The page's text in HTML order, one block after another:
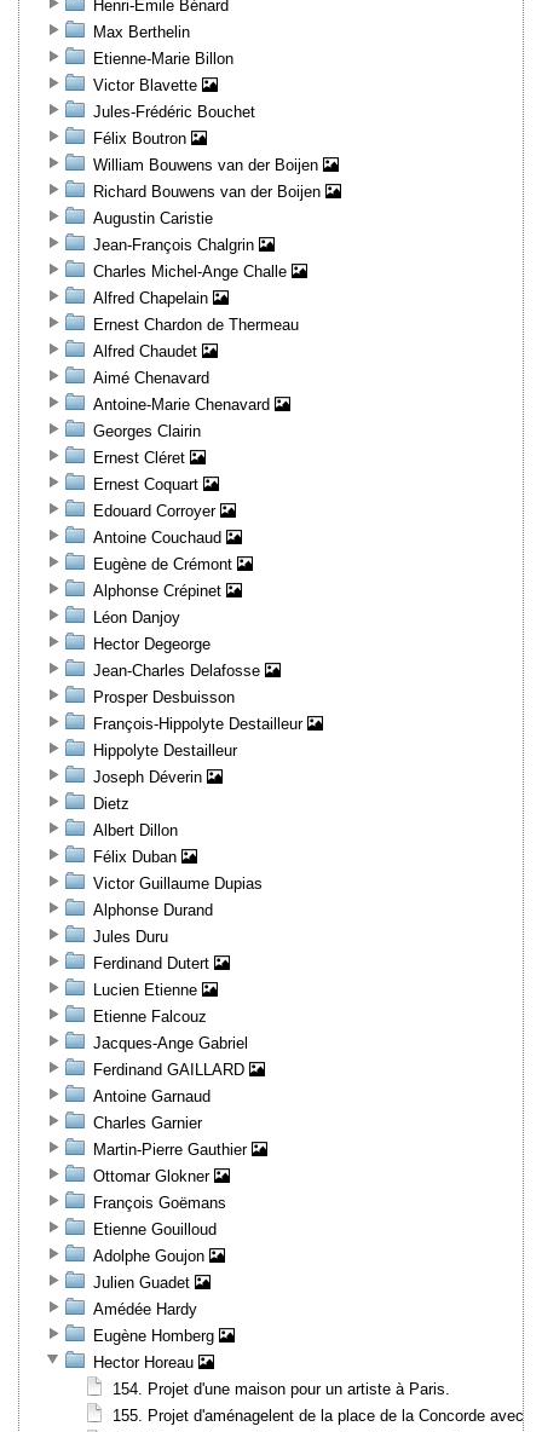
Henri-Emile Bénard
Max Berthelin
Etienne-Marie Billon
Victor Blavette
Jules-Frédéric Bouchet
Félix Boutron
William Bouwens van der Boijen
Richard Bouwens van der Boijen
Augustin Caristie
Jean-François Chalgrin
Charles Michel-Ange Challe
Alfred Chapelain
Ernest Chardon de Thermeau
Alfred Chaudet
Aimé Chenavard
Antoine-Marie Chenavard
Georges Clairin
Ernest Cléret
Ernest Coquart
Edouard Corroyer
Antoine Couchaud
Eugène de Crémont
Alphonse Crépinet
Léon Danjoy
Hector Degeorge
Jean-Charles Delafosse
Prosper Desbuisson
François-Hippolyte Destailleur
Hippolyte Destailleur
Joseph Déverin
Dietz
Albert Dillon
Félix Duban
Victor Guillaume Dupias
Alphonse Durand
Jules Duru
Ferdinand Dutert
Lucien Etienne
Etienne Falcouz
Jacques-Ange Gabriel
Ferdinand GAILLARD
Antoine Garnaud
Charles Garnier
Martin-Pierre Gauthier
Ottomar Glokner
François Goëmans
Etienne Gouilloud
Adolphe Goujon
Julien Guadet
Amédée Hardy
Eugène Homberg
Hector Horeau
154. Projet d'une maison pour un artiste à Paris.
155. Projet d'aménagelent de la place de la Concorde avec